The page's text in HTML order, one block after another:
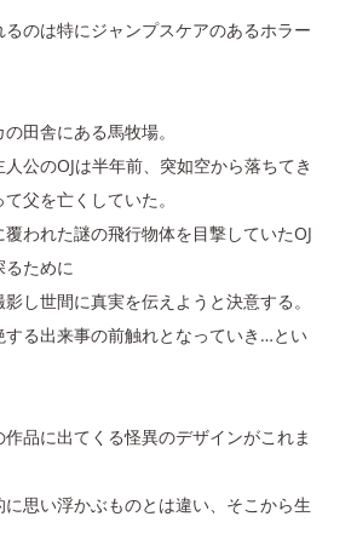
のは特にジャンプスケアのあるホラー
田舎にある馬牧場。
公のOJは半年前、突如空から落ちてき
父を亡くしていた。
われた謎の飛行物体を目撃していたOJ
るために
し世間に真実を伝えようと決意する。
する出来事の前触れとなっていき…とい
品に出てくる怪異のデザインがこれま
思い浮かぶものとは違い、そこから生